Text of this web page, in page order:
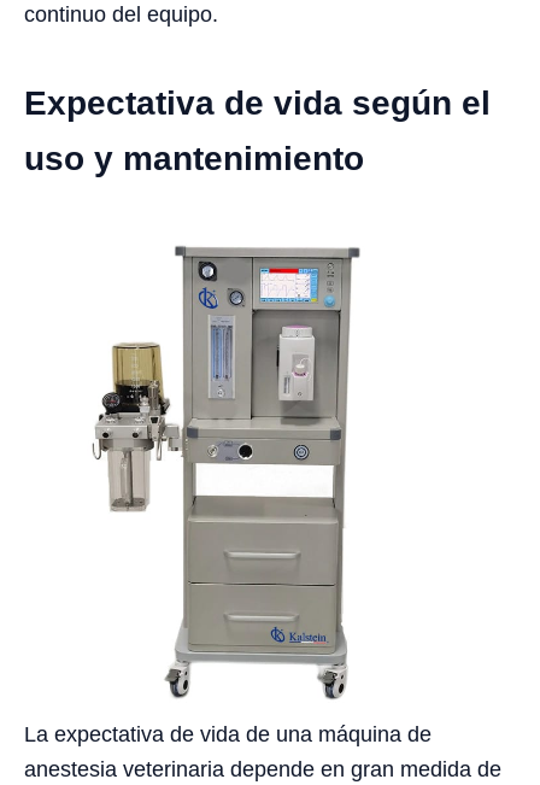
continuo del equipo.
Expectativa de vida según el
uso y mantenimiento
La expectativa de vida de una máquina de
anestesia veterinaria depende en gran medida de